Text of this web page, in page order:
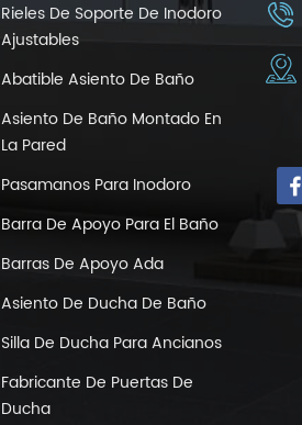
Rieles De Soporte De Inodoro
Ajustables
Abatible Asiento De Baño
Asiento De Baño Montado En
La Pared
Pasamanos Para Inodoro
Barra De Apoyo Para El Baño
Barras De Apoyo Ada
Asiento De Ducha De Baño
Silla De Ducha Para Ancianos
Fabricante De Puertas De
Ducha